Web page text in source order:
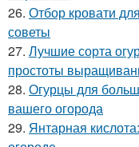
26. Отбор кровати
советы
27. Лучшие сорта
простоты
28. Огурцы для
вашего огорода
29. Янтарная